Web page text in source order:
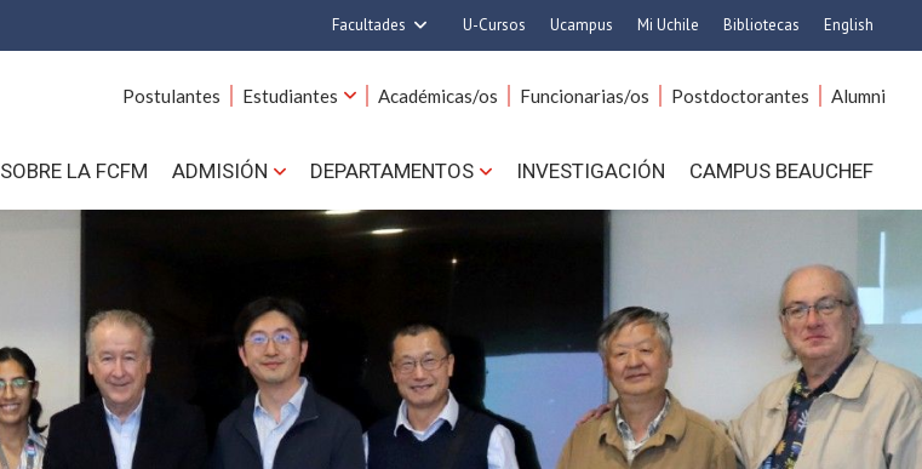
Facultades
Ciencias
Cs. Agronómicas
Cs. Veterinarias y Pecuarias
Derecho
Economía y Negocios
Medicina
Odontología
Estudios Avanzados en Educación
Estudios Internacionales
Nutrición y Tecnología de
Alimentos
Bachillerato
Hospital Clínico
U-Cursos Ucampus Mi Uchile Bibliotecas English
Postulantes Estudiantes Académicas/os Funcionarias/os Postdoctorantes Alumni
SOBRE LA FCFM ADMISIÓN DEPARTAMENTOS INVESTIGACIÓN CAMPUS BEAUCHEF